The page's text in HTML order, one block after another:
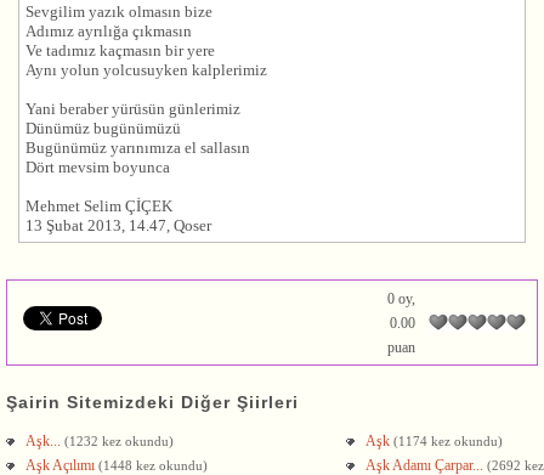
Sevgilim yazık olmasın bize
Adımız ayrılığa çıkmasın
Ve tadımız kaçmasın bir yere
Aynı yolun yolcusuyken kalplerimiz
Yani beraber yürüsün günlerimiz
Dünümüz bugünümüzü
Bugünümüz yarınımıza el sallasın
Dört mevsim boyunca
Mehmet Selim ÇİÇEK
13 Şubat 2013, 14.47, Qoser
0 oy,
0.00
puan
Şairin Sitemizdeki Diğer Şiirleri
Aşk... (1232 kez okundu) Aşk (1174 kez okundu)
Aşk Açılımı (1448 kez okundu) Aşk Adamı Çarpar... (2692